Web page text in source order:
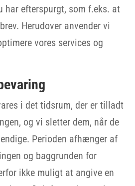
har efterspurgt, som f.eks. at
Herudover anvender vi
vores services og
i det tidsrum, der er tilladt
og vi sletter dem, når de
Perioden afhænger af
og baggrunden for
ikke muligt at angive en